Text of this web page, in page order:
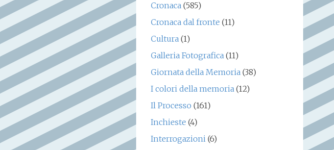
Cronaca(585)
Cronaca dal fronte (11)
Cultura(1)
Galleria Fotografica(11)
Giornata della Memoria(38)
I colori della memoria(12)
Il Processo (161)
Inchieste (4)
Interrogazioni(6)